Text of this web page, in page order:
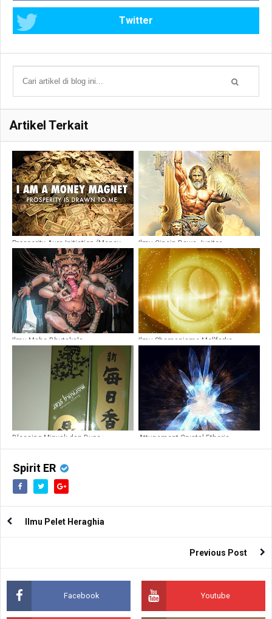
Twitter
Artikel Terkait
Prosperity Aura Initiation (Money
Magnet)
Ilmu Cincin Dewa Jupiter
(Kerejekian)
Ilmu Maha Bhutakala Ilmu Shamanisme Mol'farka
Blessing Minyak dan Dupa Attunement Crystal Etheris
Spirit ER
Ilmu Pelet Heraghia
Previous Post
Facebook Youtube